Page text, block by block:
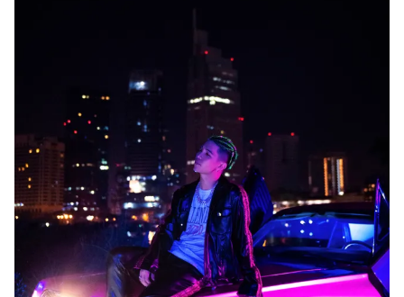
VTV Thể thao
VTV Sức khoẻ Bất động sản
Thị trường 24h Tấm lòng Việt
VTV4 Vươn mình bằng AI
VTV8